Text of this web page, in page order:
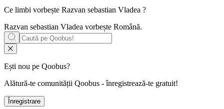
Ce limbi vorbește Razvan sebastian Vladea ?
Razvan sebastian Vladea vorbește Română.
Ești nou pe Qoobus?
Alătură-te comunității Qoobus - înregistrează-te gratuit!
Înregistrare